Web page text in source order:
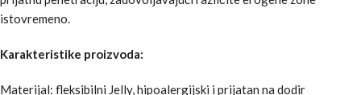
istovremeno.
Karakteristike proizvoda:
Materijal: fleksibilni Jelly, hipoalergijski i prijatan na dodir